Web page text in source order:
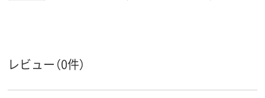
レビュー（0件）